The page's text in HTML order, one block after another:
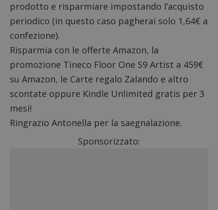
prodotto e risparmiare impostando l’acquisto
periodico (in questo caso pagherai solo 1,64€ a
confezione).
Risparmia con le offerte Amazon, la
promozione Tineco Floor One S9 Artist a 459€
su Amazon, le Carte regalo Zalando e altro
scontate oppure Kindle Unlimited gratis per 3
mesi!
Ringrazio Antonella per la saegnalazione.
Sponsorizzato: